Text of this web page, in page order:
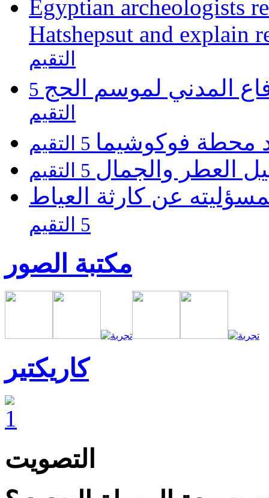
Egyptian archeologists
Hatshepsut and explain
التقيم
المدني لموسم الحج 5
التقيم
محطة فوكوشيما
العطر والجمال
عن كارثة العياط
5 التقيم
مكتبة الصور
كاريكتير
التصويت